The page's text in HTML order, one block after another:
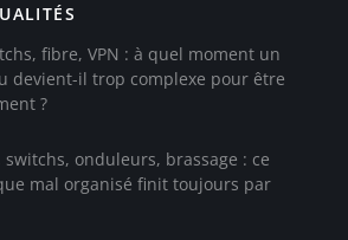
fibre, VPN : à quel moment un
devient-il trop complexe pour être
?
onduleurs, brassage : ce
mal organisé finit toujours par